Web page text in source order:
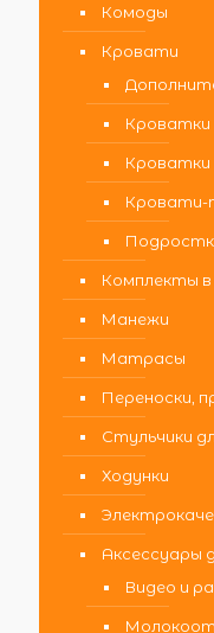
Комоды
Кровати
Кроватки
Кроватки
Комплекты
Манежи
Матрасы
Переноски,
Стульчики
Ходунки
Аксессуары
Видео и